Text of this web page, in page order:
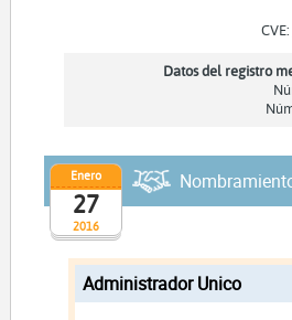
CVE:
Datos del registro
2016
Enero
27
Administrador Unico